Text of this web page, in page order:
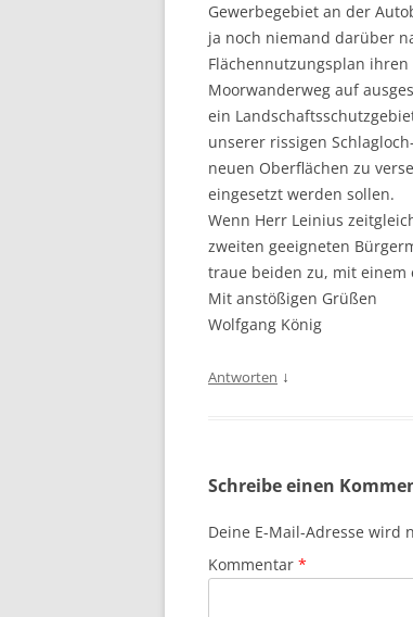
Gewerbegebiet an der
ja noch niemand darüber
Flächennutzungsplan
Moorwanderweg auf
ein
unserer rissigen
neuen Oberflächen zu
eingesetzt werden sollen.
Wenn Herr Leinius
zweiten geeigneten
traue beiden zu, mit einem
Mit anstößigen Grüßen
Wolfgang König
Antworten ↓
Schreibe einen
Deine E-Mail-Adresse wird
Kommentar *